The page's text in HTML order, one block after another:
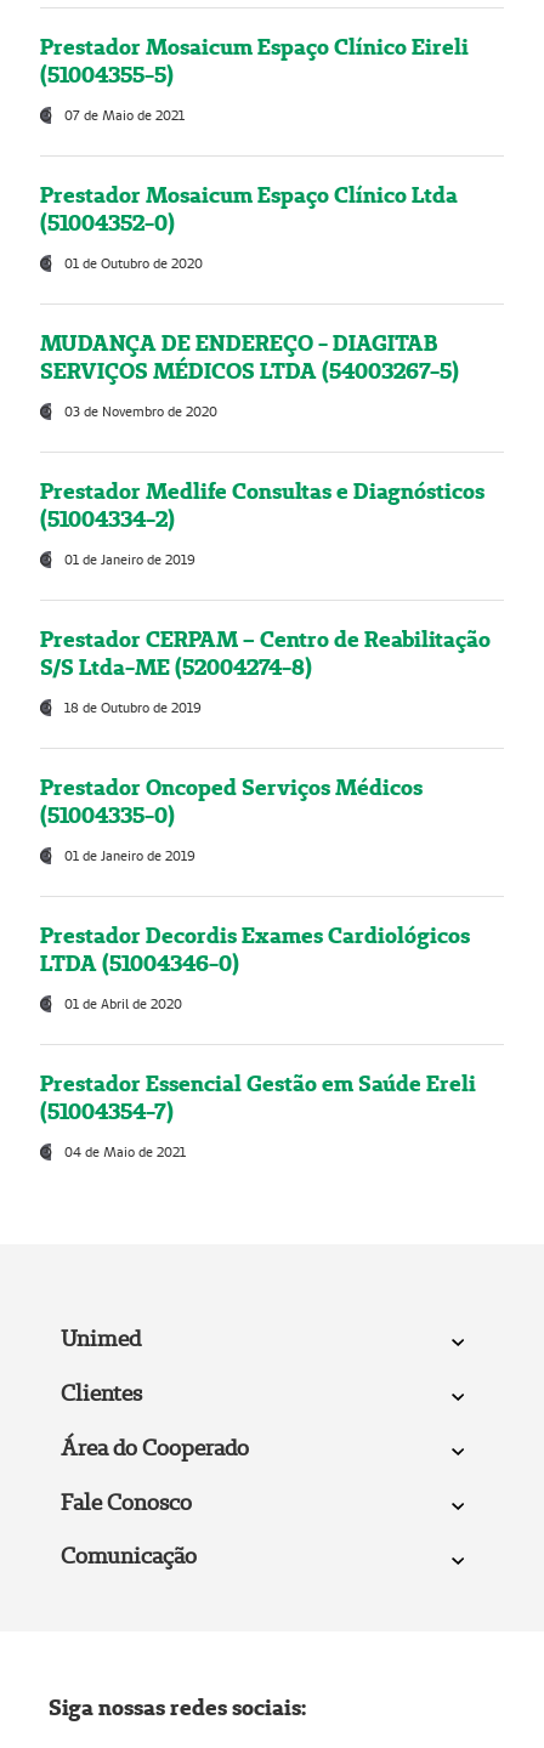
Prestador Mosaicum Espaço Clínico Eireli
(51004355-5)
07 de Maio de 2021
Prestador Mosaicum Espaço Clínico Ltda
(51004352-0)
01 de Outubro de 2020
MUDANÇA DE ENDEREÇO - DIAGITAB
SERVIÇOS MÉDICOS LTDA (54003267-5)
03 de Novembro de 2020
Prestador Medlife Consultas e Diagnósticos
(51004334-2)
01 de Janeiro de 2019
Prestador CERPAM – Centro de Reabilitação
S/S Ltda-ME (52004274-8)
18 de Outubro de 2019
Prestador Oncoped Serviços Médicos
(51004335-0)
01 de Janeiro de 2019
Prestador Decordis Exames Cardiológicos
LTDA (51004346-0)
01 de Abril de 2020
Prestador Essencial Gestão em Saúde Ereli
(51004354-7)
04 de Maio de 2021
Unimed
Clientes
Área do Cooperado
Fale Conosco
Comunicação
Siga nossas redes sociais: